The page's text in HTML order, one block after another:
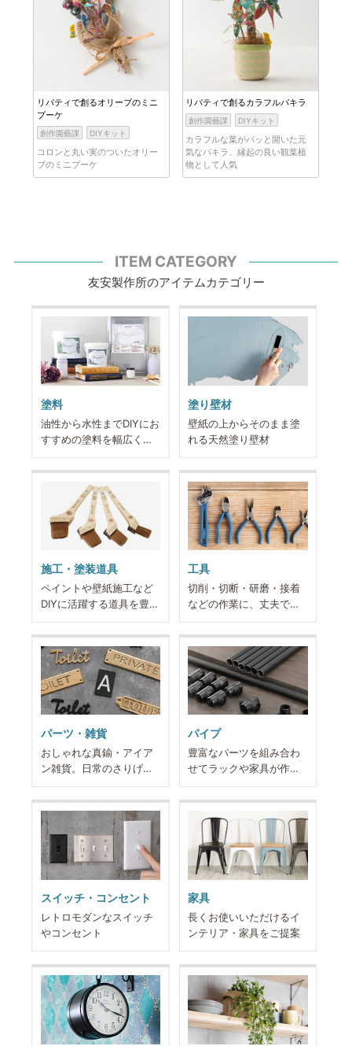
リバティで創るオリーブのミニ
ブーケ
創作園藝課 DIYキット
コロンと丸い実のついたオリー
ブのミニブーケ
リバティで創るカラフルパキラ
創作園藝課 DIYキット
カラフルな葉がパッと開いた元
気なパキラ、縁起の良い観葉植
物として人気
ITEM CATEGORY
友安製作所のアイテムカテゴリー
塗料
油性から水性までDIYにお
すすめの塗料を幅広くラ
インナップ
塗り壁材
壁紙の上からそのまま塗
れる天然塗り壁材
施工・塗装道具
ペイントや壁紙施工など
DIYに活躍する道具を豊富
にご用意
工具
切削・切断・研磨・接着
などの作業に、丈夫で高
品質な工具
パーツ・雑貨
おしゃれな真鍮・アイア
ン雑貨。日常のさりげな
いアクセントに
パイプ
豊富なパーツを組み合わ
せてラックや家具が作れ
ます
スイッチ・コンセント
レトロモダンなスイッチ
やコンセント
家具
長くお使いいただけるイ
ンテリア・家具をご提案